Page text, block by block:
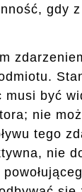
gdy z
być
nie
tego
nie